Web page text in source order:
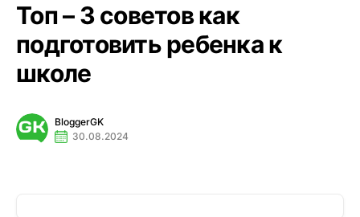
Топ – 3 советов как
подготовить ребенка к
школе
BloggerGK
30.08.2024